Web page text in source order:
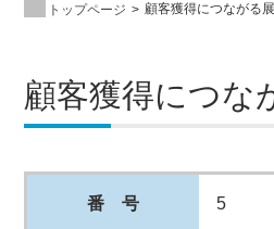
トップページ 顧客獲得につながる
顧客獲得につな
番 号 5